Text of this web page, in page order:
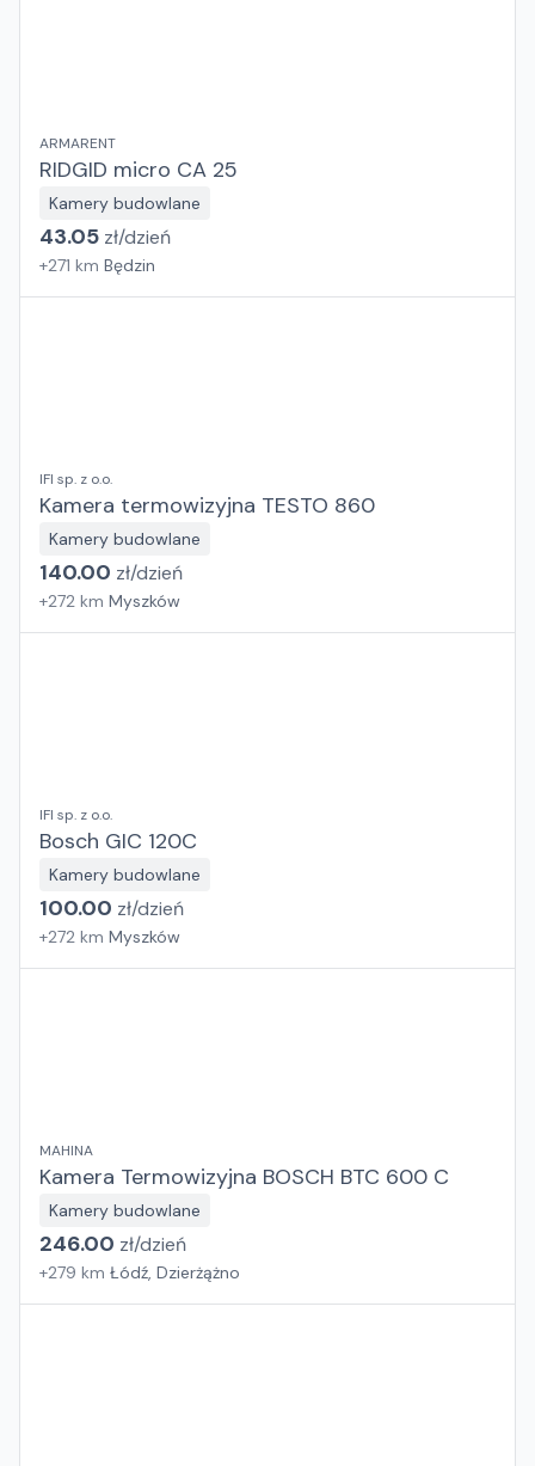
ARMARENT
RIDGID micro CA 25
Kamery budowlane
43.05 zł/dzień
+271 km Będzin
IFI sp. z o.o.
Kamera termowizyjna TESTO 860
Kamery budowlane
140.00 zł/dzień
+272 km Myszków
IFI sp. z o.o.
Bosch GIC 120C
Kamery budowlane
100.00 zł/dzień
+272 km Myszków
MAHINA
Kamera Termowizyjna BOSCH BTC 600 C
Kamery budowlane
246.00 zł/dzień
+279 km Łódź, Dzierżążno